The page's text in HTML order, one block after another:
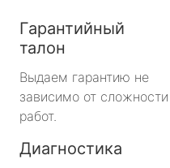
метро Молодежная
метро
Гарантийный
талон
Выдаем гарантию не
зависимо от сложности
работ.
Диагностика